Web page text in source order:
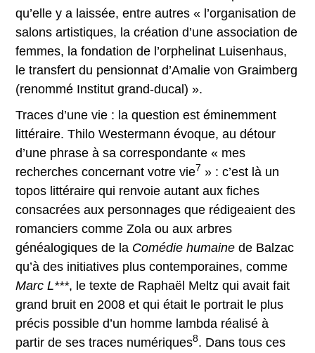
qu’elle y a laissée, entre autres « l’organisation de
salons artistiques, la création d’une association de
femmes, la fondation de l’orphelinat Luisenhaus,
le transfert du pensionnat d’Amalie von Graimberg
(renommé Institut grand-ducal) ».
Traces d’une vie : la question est éminemment
littéraire. Thilo Westermann évoque, au détour
d’une phrase à sa correspondante « mes
recherches concernant votre vie7 » : c’est là un
topos littéraire qui renvoie autant aux fiches
consacrées aux personnages que rédigeaient des
romanciers comme Zola ou aux arbres
généalogiques de la Comédie humaine de Balzac
qu’à des initiatives plus contemporaines, comme
Marc L***, le texte de Raphaël Meltz qui avait fait
grand bruit en 2008 et qui était le portrait le plus
précis possible d’un homme lambda réalisé à
partir de ses traces numériques8. Dans tous ces